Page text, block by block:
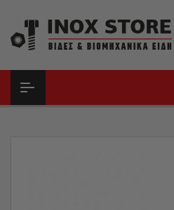
ΤΡΥΠΆΝΙ ΑΈΡΟΣ HSS 118° PTG